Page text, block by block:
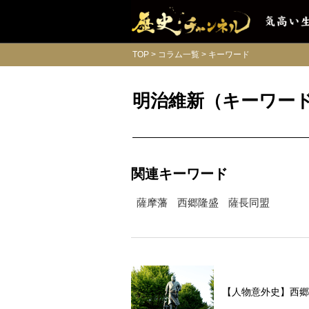
TOP コラム一覧 キーワード
明治維新（キーワー
関連キーワード
薩摩藩 西郷隆盛 薩長同盟
【人物意外史】西